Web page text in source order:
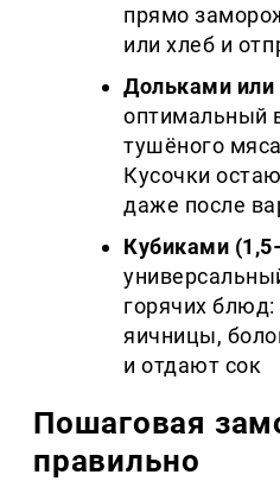
прямо
или хлеб и
Дольками или
оптимальный
тушёного
Кусочки
даже после
Кубиками
горячих
яичницы,
и отдают сок
Пошаговая
правильно